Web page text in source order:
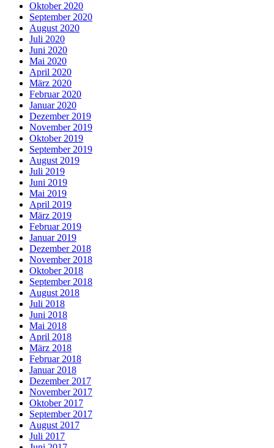
Oktober 2020
September 2020
August 2020
Juli 2020
Juni 2020
Mai 2020
April 2020
März 2020
Februar 2020
Januar 2020
Dezember 2019
November 2019
Oktober 2019
September 2019
August 2019
Juli 2019
Juni 2019
Mai 2019
April 2019
März 2019
Februar 2019
Januar 2019
Dezember 2018
November 2018
Oktober 2018
September 2018
August 2018
Juli 2018
Juni 2018
Mai 2018
April 2018
März 2018
Februar 2018
Januar 2018
Dezember 2017
November 2017
Oktober 2017
September 2017
August 2017
Juli 2017